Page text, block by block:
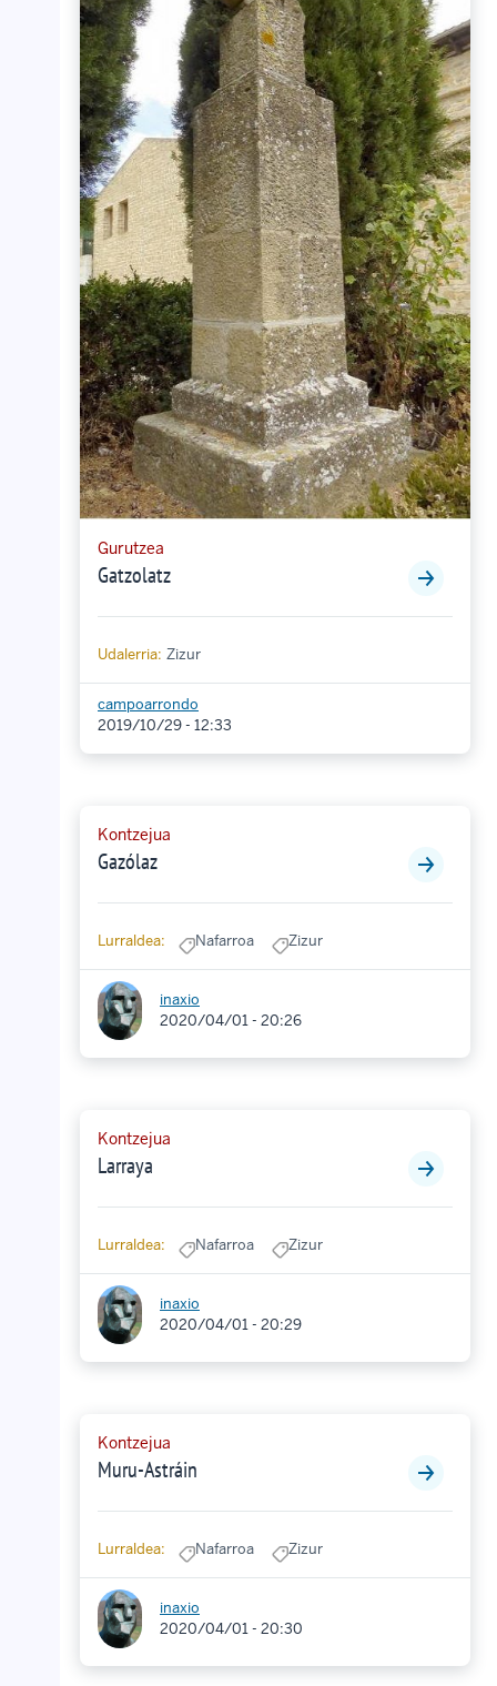
Gurutzea
Gatzolatz
Udalerria: Zizur
campoarrondo
2019/10/29 - 12:33
Kontzejua
Gazólaz
Lurraldea: Nafarroa Zizur
inaxio
2020/04/01 - 20:26
Kontzejua
Larraya
Lurraldea: Nafarroa Zizur
inaxio
2020/04/01 - 20:29
Kontzejua
Muru-Astráin
Lurraldea: Nafarroa Zizur
inaxio
2020/04/01 - 20:30